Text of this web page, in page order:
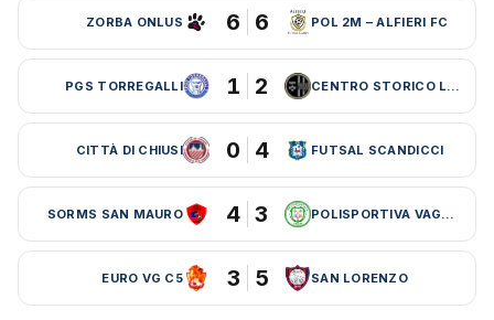
ZORBA ONLUS 6 6 POL 2M – ALFIERI FC
PGS TORREGALLI 1 2 CENTRO STORICO LEBOWSKI
CITTÀ DI CHIUSI 0 4 FUTSAL SCANDICCI
SORMS SAN MAURO 4 3 POLISPORTIVA VAGLIA
EURO VG C5 3 5 SAN LORENZO